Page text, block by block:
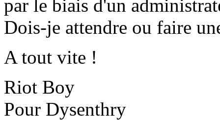
par le biais d'un
Dois-je attendre ou faire
A tout vite !
Riot Boy
Pour Dysenthry